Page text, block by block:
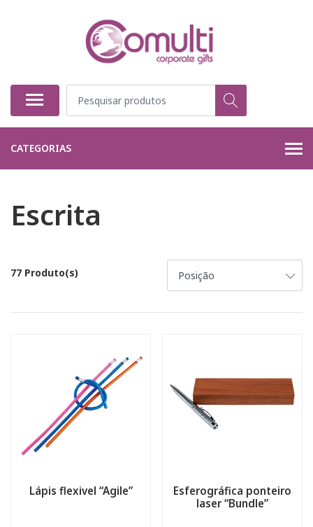
CATEGORIAS
Escrita
77 Produto(s)
Lápis flexivel “Agile”
Esferográfica ponteiro
laser “Bundle”